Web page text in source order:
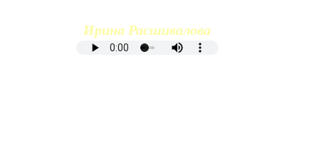
Ирина Расшивалова